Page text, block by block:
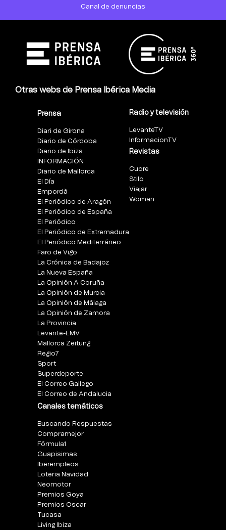
Canal de denuncias
Otras webs de Prensa Ibérica Media
Prensa
Diari de Girona
Diario de Córdoba
Diario de Ibiza
INFORMACIÓN
Diario de Mallorca
El Día
Empordà
El Periódico de Aragón
El Periódico de España
El Periódico
El Periódico de Extremadura
El Periódico Mediterráneo
Faro de Vigo
La Crónica de Badajoz
La Nueva España
La Opinión A Coruña
La Opinión de Murcia
La Opinión de Málaga
La Opinión de Zamora
La Provincia
Levante-EMV
Mallorca Zeitung
Regio7
Sport
Superdeporte
El Correo Gallego
El Correo de Andalucia
Canales temáticos
Buscando Respuestas
Compramejor
Fórmula1
Guapisimas
Iberempleos
Loteria Navidad
Neomotor
Premios Goya
Premios Oscar
Tucasa
Living Ibiza
Radio y televisión
LevanteTV
InformacionTV
Revistas
Cuore
Stilo
Viajar
Woman